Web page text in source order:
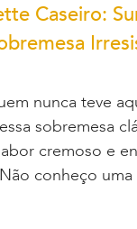
Caseiro:
nunca teve
sobremesa
cremoso e
conheço uma